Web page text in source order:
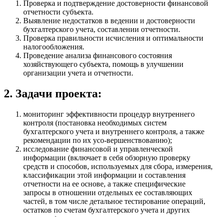
Проверка и подтверждение достоверности финансовой
отчетности субъекта.
Выявление недостатков в ведении и достоверности
бухгалтерского учета, составлении отчетности.
Проверка правильности исчисления и оптимальности
налогообложения.
Проведение анализа финансового состояния
хозяйствующего субъекта, помощь в улучшении
организации учета и отчетности.
2. Задачи проекта:
мониторинг эффективности процедур внутреннего
контроля (постановка необходимых систем
бухгалтерского учета и внутреннего контроля, а также
рекомендации по их усо-вершенствованию);
исследование финансовой и управленческой
информации (включает в себя обзорную проверку
средств и способов, используемых для сбора, измерения,
классификации этой информации и составления
отчетности на ее основе, а также специфические
запросы в отношении отдельных ее составляющих
частей, в том числе детальное тестирование операций,
остатков по счетам бухгалтерского учета и других